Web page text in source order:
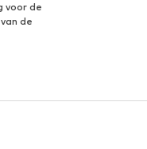
voor de
de